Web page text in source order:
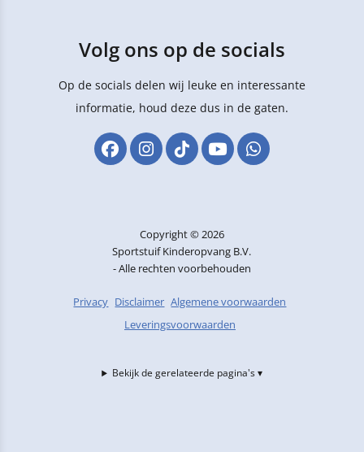
Volg ons op de socials
Op de socials delen wij leuke en interessante
informatie, houd deze dus in de gaten.
Copyright © 2026
Sportstuif Kinderopvang B.V.
- Alle rechten voorbehouden
Privacy Disclaimer Algemene voorwaarden
Leveringsvoorwaarden
Bekijk de gerelateerde pagina's